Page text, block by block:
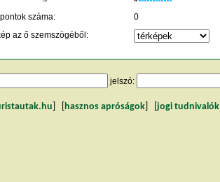
pontok száma:
0
az ő szemszögéből:
jelszó:
hasznos apróságok jogi tudnivalók